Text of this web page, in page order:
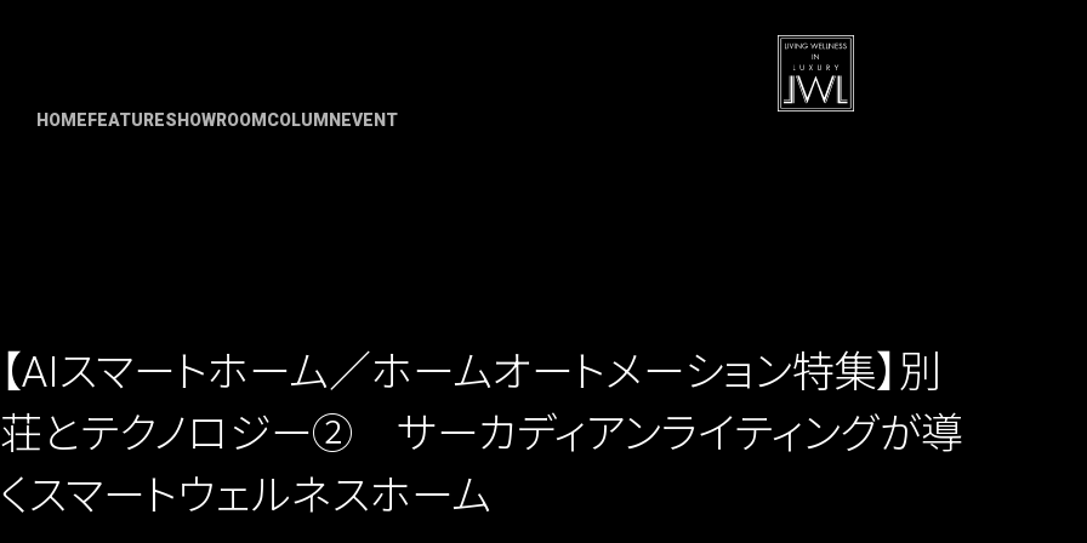
HOME FEATURESHOWROOM COLUMN EVENT
【AIスマートホーム／ホームオートメーション特集】別
荘とテクノロジー② サーカディアンライティングが導
くスマートウェルネスホーム